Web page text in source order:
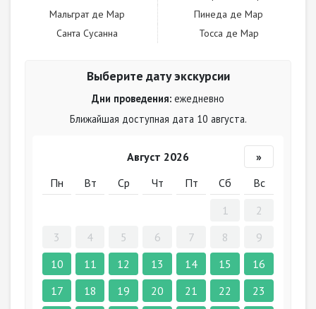
Мальграт де Мар
Пинеда де Мар
Санта Сусанна
Тосса де Мар
Выберите дату экскурсии
Дни проведения: ежедневно
Ближайшая доступная дата 10 августа.
Август 2026
»
Пн
Вт Ср Чт Пт Сб
Вс
1
2
3
4 5 6 7 8
9
10
11 12 13 14 15
16
17
18 19 20 21 22
23